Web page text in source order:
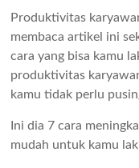
Produktivitas
membaca artikel ini
cara yang bisa kamu
produktivitas
kamu tidak perlu
Ini dia 7 cara
mudah untuk kamu